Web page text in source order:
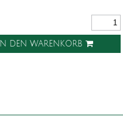
IN DEN WARENKORB